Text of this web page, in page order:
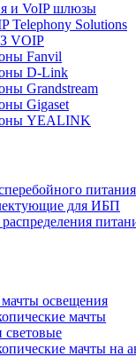
и VoIP шлюзы
Telephony Solutions
VOIP
Fanvil
D-Link
Grandstream
Gigaset
YEALINK
питания
для ИБП
освещения
мачты
мачты на